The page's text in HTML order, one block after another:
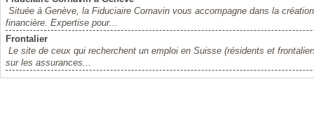
Située à Genève, la Fiduciaire Cornavin vous accompagne dans la
financière. Expertise pour...
Frontalier
Le site de ceux qui recherchent un emploi en Suisse (résidents et
sur les assurances...